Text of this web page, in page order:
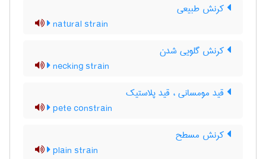
کرنش طبیعی
natural strain
کرنش گلویی شدن
necking strain
قید مومسانی ، قید پلاستیک
pete constrain
کرنش مسطح
plain strain